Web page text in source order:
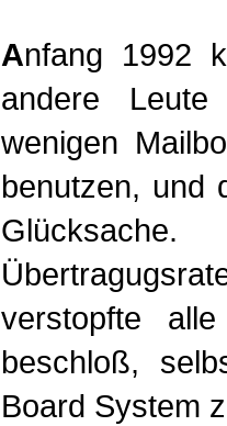
Anfang 1992
andere
wenigen
benutzen, und
verstopfte
beschloß,
Board System